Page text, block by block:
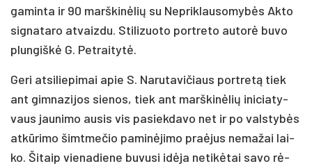
ga­min­ta ir 90 marš­ki­nė­lių su Nep­rik­lau­so­my­bės Ak­to
sig­na­ta­ro at­vaiz­du. Sti­li­zuo­to po­rtre­to au­to­rė bu­vo
plun­giš­kė G. Pet­rai­ty­tė.
Ge­ri at­si­lie­pi­mai apie S. Na­ru­ta­vi­čiaus po­rtre­tą tiek
ant gim­na­zi­jos sie­nos, tiek ant marš­ki­nė­lių ini­cia­ty­
vaus jau­ni­mo au­sis vis pa­siek­da­vo net ir po vals­ty­bės
at­kū­ri­mo šimt­me­čio pa­mi­nė­ji­mo praė­jus ne­ma­žai lai­
ko. Ši­taip vie­na­die­ne bu­vu­si idė­ja ne­ti­kė­tai sa­vo rė­